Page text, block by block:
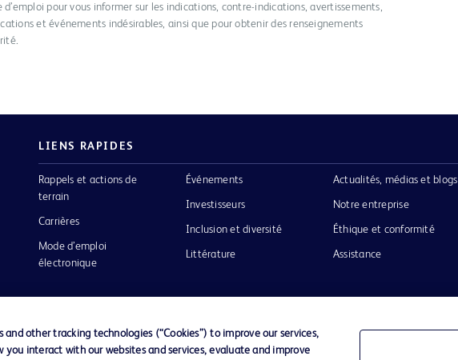
d’emploi pour vous informer sur les indications, contre-indications, avertissements,
et événements indésirables, ainsi que pour obtenir des renseignements
LIENS RAPIDES
Rappels et actions de
terrain
Carrières
Mode d’emploi
électronique
Événements
Investisseurs
Inclusion et diversité
Littérature
Actualités, médias et blogs
Notre entreprise
Éthique et conformité
Assistance
and other tracking technologies (“Cookies”) to improve our services,
interact with our websites and services, evaluate and improve